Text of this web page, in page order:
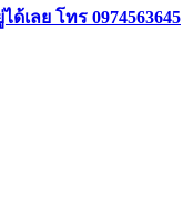
เลย โทร 0974563645